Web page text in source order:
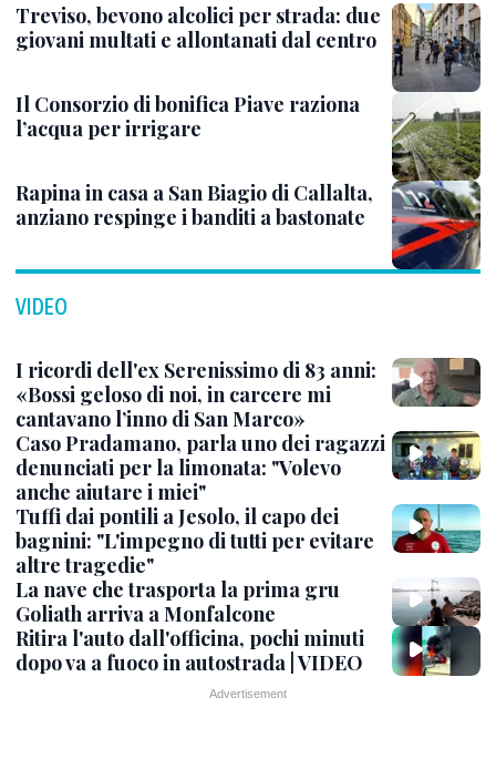
Treviso, bevono alcolici per strada: due
giovani multati e allontanati dal centro
Il Consorzio di bonifica Piave raziona
l’acqua per irrigare
Rapina in casa a San Biagio di Callalta,
anziano respinge i banditi a bastonate
VIDEO
I ricordi dell'ex Serenissimo di 83 anni:
«Bossi geloso di noi, in carcere mi
cantavano l’inno di San Marco»
Caso Pradamano, parla uno dei ragazzi
denunciati per la limonata: "Volevo
anche aiutare i miei"
Tuffi dai pontili a Jesolo, il capo dei
bagnini: "L'impegno di tutti per evitare
altre tragedie"
La nave che trasporta la prima gru
Goliath arriva a Monfalcone
Ritira l'auto dall'officina, pochi minuti
dopo va a fuoco in autostrada | VIDEO